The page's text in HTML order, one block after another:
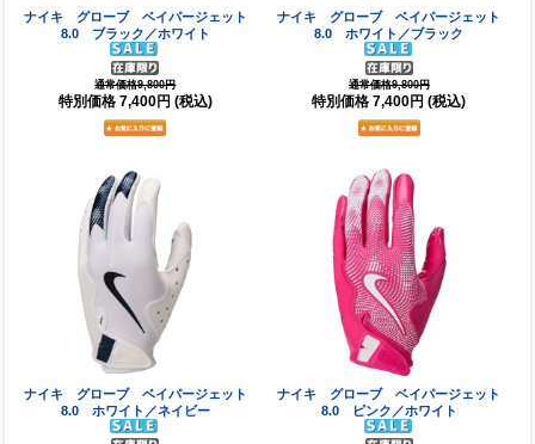
ナイキ グローブ ベイパージェット
8.0 ブラック／ホワイト
通常価格9,800円
特別価格 7,400円 (税込)
ナイキ グローブ ベイパージェット
8.0 ホワイト／ブラック
通常価格9,800円
特別価格 7,400円 (税込)
ナイキ グローブ ベイパージェット
8.0 ホワイト／ネイビー
ナイキ グローブ ベイパージェット
8.0 ピンク／ホワイト